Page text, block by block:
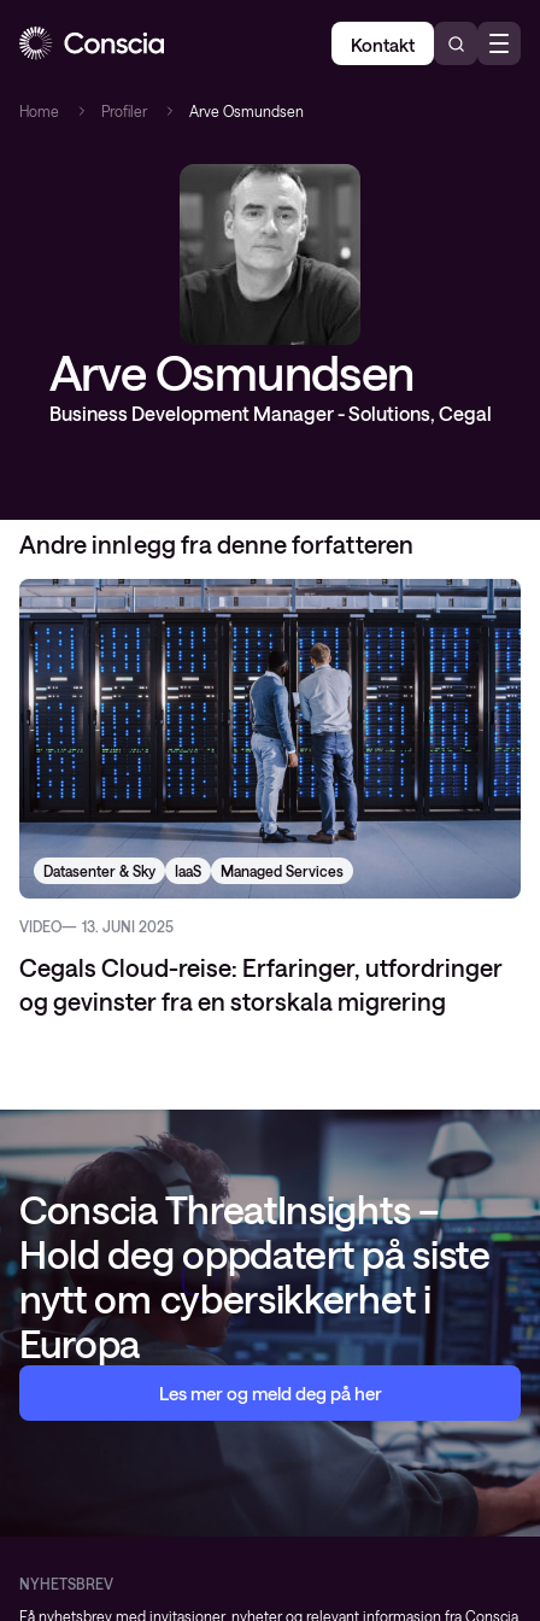
Kontakt
Home Profiler Arve Osmundsen
Arve Osmundsen
Business Development Manager - Solutions, Cegal
Andre innlegg fra denne forfatteren
Datasenter & Sky IaaS Managed Services
VIDEO 13. JUNI 2025
Cegals Cloud-reise: Erfaringer, utfordringer
og gevinster fra en storskala migrering
Conscia ThreatInsights –
Hold deg oppdatert på siste
nytt om cybersikkerhet i
Europa
Les mer og meld deg på her
NYHETSBREV
Få nyhetsbrev med invitasjoner, nyheter og relevant informasjon fra Conscia